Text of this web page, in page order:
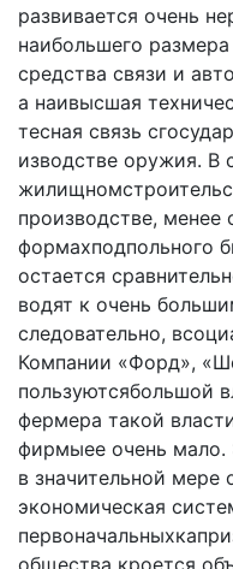
развивается очень
наибольшего
средства связи и
а наивысшая
тесная связь
изводстве оружия. В
производстве, менее
формахподпольного
остается
водят к очень
следова­тельно,
Компании «Форд»,
пользуютсябольшой
фермера такой
фирмыее очень мало.
в значительной мере
экономическая
общества кроется